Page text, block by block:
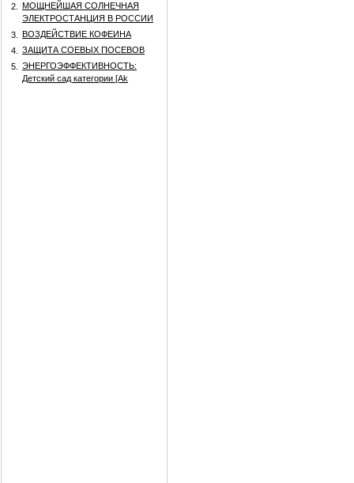
2.
МОЩНЕЙШАЯ СОЛНЕЧНАЯ
ЭЛЕКТРОСТАНЦИЯ В РОССИИ
3.
ВОЗДЕЙСТВИЕ КОФЕИНА
4.
ЗАЩИТА СОЕВЫХ ПОСЕВОВ
5.
ЭНЕРГОЭФФЕКТИВНОСТЬ:
Детский сад категории [Аk